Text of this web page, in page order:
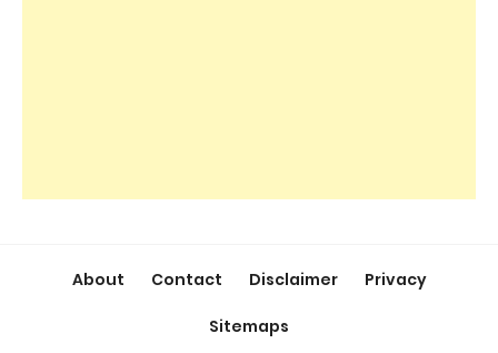
About Contact Disclaimer Privacy
Sitemaps